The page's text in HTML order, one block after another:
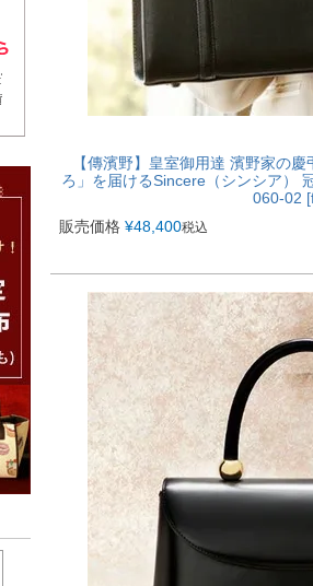
【傳濱野】皇室御用達 濱野家の
ろ」を届けるSincere（シンシア）
060-02
販売価格 ¥48,400税込